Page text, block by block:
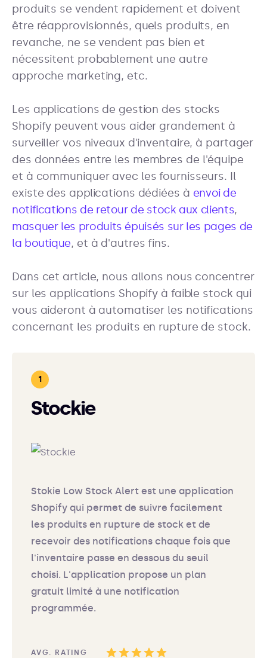
produits se vendent rapidement et doivent
être réapprovisionnés, quels produits, en
revanche, ne se vendent pas bien et
nécessitent probablement une autre
approche marketing, etc.
Les applications de gestion des stocks
Shopify peuvent vous aider grandement à
surveiller vos niveaux d'inventaire, à partager
des données entre les membres de l'équipe
et à communiquer avec les fournisseurs. Il
existe des applications dédiées à envoi de
notifications de retour de stock aux clients,
masquer les produits épuisés sur les pages de
la boutique, et à d'autres fins.
Dans cet article, nous allons nous concentrer
sur les applications Shopify à faible stock qui
vous aideront à automatiser les notifications
concernant les produits en rupture de stock.
Stockie
Stokie Low Stock Alert est une application
Shopify qui permet de suivre facilement
les produits en rupture de stock et de
recevoir des notifications chaque fois que
l'inventaire passe en dessous du seuil
choisi. L'application propose un plan
gratuit limité à une notification
programmée.
AVG. RATING